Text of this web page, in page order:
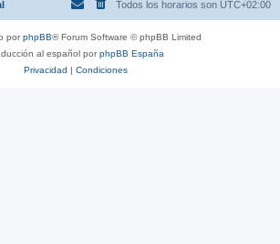
Todos los horarios son UTC+02:00
porphpBB® Forum Software © phpBB Limited
al español porphpBB España
Privacidad | Condiciones